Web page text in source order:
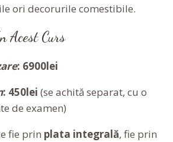
ori decorurile comestibile.
Acest Curs
: 6900lei
: 450lei (se achită separat, cu o
de examen)
fie prin plata integrală, fie prin